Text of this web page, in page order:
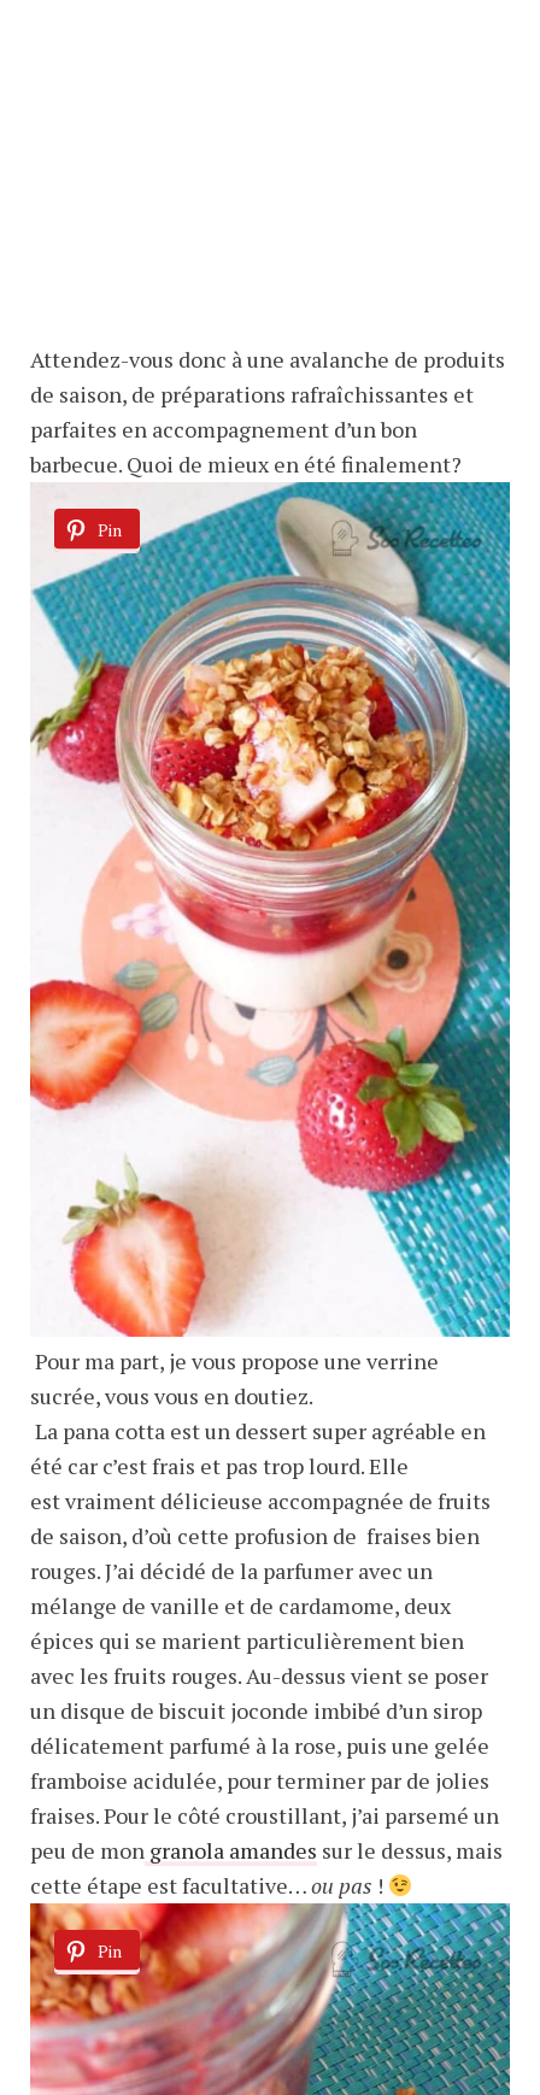
Attendez-vous donc à une avalanche de produits
de saison, de préparations rafraîchissantes et
parfaites en accompagnement d’un bon
barbecue. Quoi de mieux en été finalement?
Pin
Pour ma part, je vous propose une verrine
sucrée, vous vous en doutiez.
La pana cotta est un dessert super agréable en
été car c’est frais et pas trop lourd. Elle
est vraiment délicieuse accompagnée de fruits
de saison, d’où cette profusion de fraises bien
rouges. J’ai décidé de la parfumer avec un
mélange de vanille et de cardamome, deux
épices qui se marient particulièrement bien
avec les fruits rouges. Au-dessus vient se poser
un disque de biscuit joconde imbibé d’un sirop
délicatement parfumé à la rose, puis une gelée
framboise acidulée, pour terminer par de jolies
fraises. Pour le côté croustillant, j’ai parsemé un
peu de mon granola amandes sur le dessus, mais
cette étape est facultative…ou pas !
Pin